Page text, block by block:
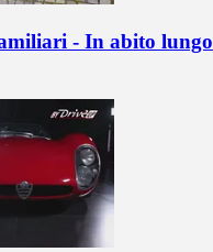
- In abito lungo